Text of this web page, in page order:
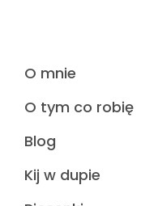
O mnie
O tym co robię
Blog
Kij w dupie